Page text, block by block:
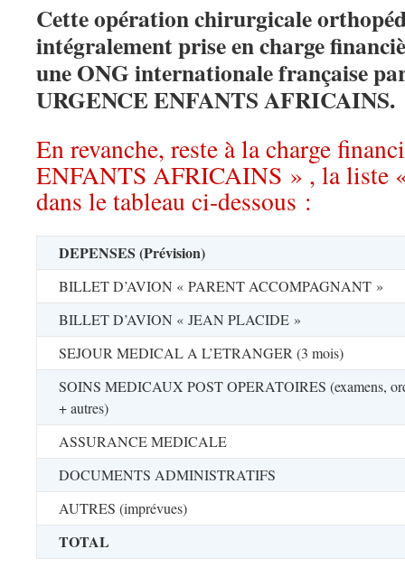
Cette opération chirurgicale
intégralement prise en charge
une ONG internationale française
URGENCE ENFANTS AFRICAINS.
En revanche, reste à la charge
ENFANTS AFRICAINS » , la liste
dans le tableau ci-dessous :
DEPENSES (Prévision)
BILLET D’AVION « PARENT ACCOMPAGNANT »
BILLET D’AVION « JEAN PLACIDE »
SEJOUR MEDICAL A L’ETRANGER (3 mois)
SOINS MEDICAUX POST OPERATOIRES (examens,
+ autres)
ASSURANCE MEDICALE
DOCUMENTS ADMINISTRATIFS
AUTRES (imprévues)
TOTAL